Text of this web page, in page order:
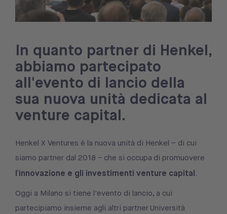
In quanto partner di Henkel,
abbiamo partecipato
all'evento di lancio della
sua nuova unità dedicata al
venture capital.
Henkel X Ventures è la nuova unità di Henkel – di cui
siamo partner dal 2018 – che si occupa di promuovere
l'innovazione e gli investimenti venture capital.
Oggi a Milano si tiene l'evento di lancio, a cui
partecipiamo insieme agli altri partner Università